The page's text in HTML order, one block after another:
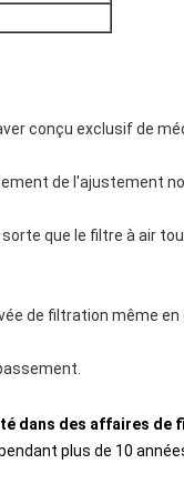
conçu exclusif de
de l'ajustement
que le filtre à air
de filtration même en
dans des affaires de
plus de 10